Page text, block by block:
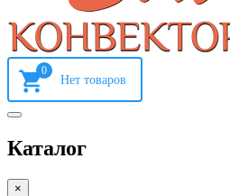
0
Каталог
×